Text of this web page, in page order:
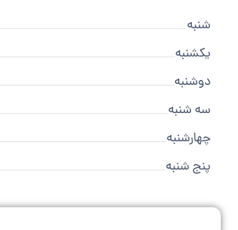
شنبه
یکشنبه
دوشنبه
سه شنبه
چهارشنبه
پنج شنبه